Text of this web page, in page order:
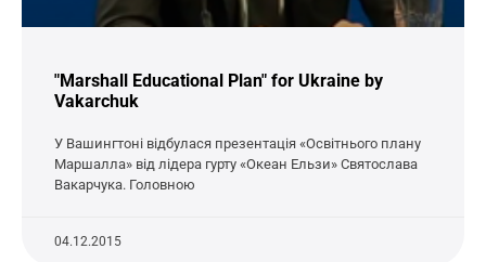
"Marshall Educational Plan" for Ukraine by
Vakarchuk
У Вашингтоні відбулася презентація «Освітнього плану
Маршалла» від лідера гурту «Океан Ельзи» Святослава
Вакарчука. Головною
04.12.2015